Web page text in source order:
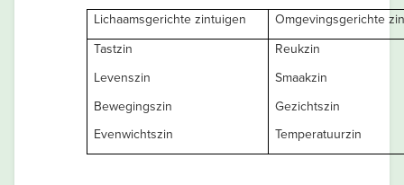
Lichaamsgerichte zintuigen
Omgevingsgerichte
Tastzin
Levenszin
Bewegingszin
Evenwichtszin
Reukzin
Smaakzin
Gezichtszin
Temperatuurzin